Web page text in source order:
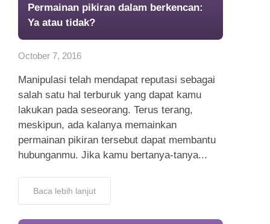
Permainan pikiran dalam berkencan:
Ya atau tidak?
October 7, 2016
Manipulasi telah mendapat reputasi sebagai
salah satu hal terburuk yang dapat kamu
lakukan pada seseorang. Terus terang,
meskipun, ada kalanya memainkan
permainan pikiran tersebut dapat membantu
hubunganmu. Jika kamu bertanya-tanya...
Baca lebih lanjut